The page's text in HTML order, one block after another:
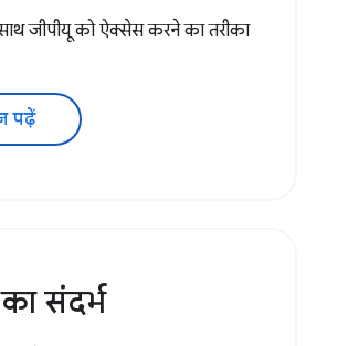
जीपीयू को ऐक्सेस करने का तरीका
पढ़ें
संदर्भ